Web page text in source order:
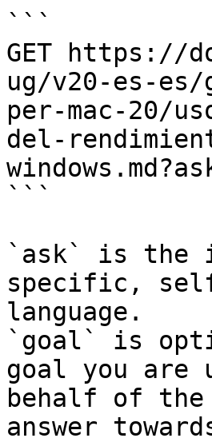
```
GET https://
ug/v20-es-
per-mac-20/
del-
```
`ask` is the
specific,
language.
`goal` is
goal you are
behalf of
answer